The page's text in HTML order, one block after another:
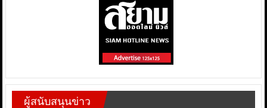
ผู้สนับสนุนข่าว